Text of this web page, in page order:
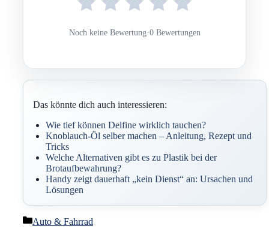
Noch keine Bewertung·0 Bewertungen
Das könnte dich auch interessieren:
Wie tief können Delfine wirklich tauchen?
Knoblauch-Öl selber machen – Anleitung, Rezept und
Tricks
Welche Alternativen gibt es zu Plastik bei der
Brotaufbewahrung?
Handy zeigt dauerhaft „kein Dienst“ an: Ursachen und
Lösungen
Kategorien
Auto & Fahrrad